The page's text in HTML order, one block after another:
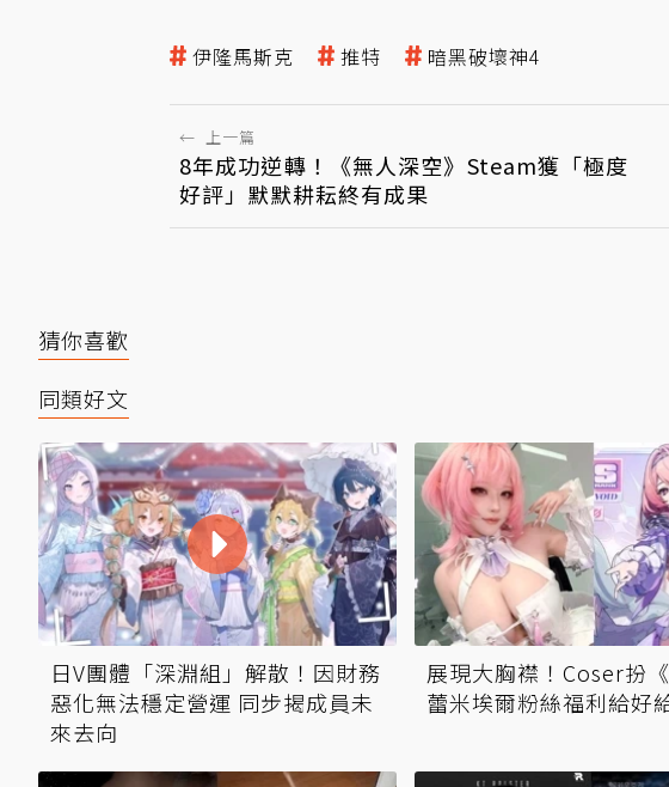
伊隆馬斯克 推特 暗黑破壞神4
← 上一篇
8年成功逆轉！《無人深空》Steam獲「極度
好評」默默耕耘終有成果
猜你喜歡
同類好文
日V團體「深淵組」解散！因財務
惡化無法穩定營運 同步揭成員未
來去向
展現大胸襟！Coser扮《
蕾米埃爾粉絲福利給好